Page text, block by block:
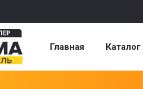
Главная Каталог